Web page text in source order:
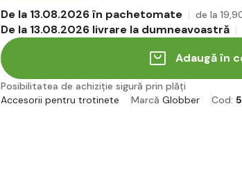
De la 13.08.2026 în pachetomate
de la 19
De la 13.08.2026 livrare la dumneavoastră
Adaugă în
Posibilitatea de achiziție sigură prin plăți
Accesorii pentru trotinete
Marcă Globber Cod: